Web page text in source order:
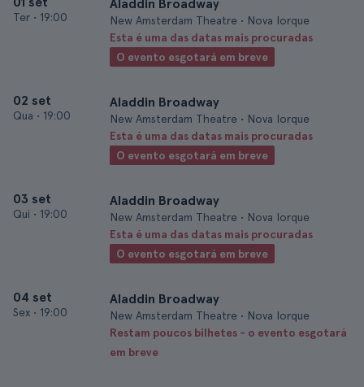
Ter • 19:00
Aladdin Broadway
New Amsterdam Theatre • Nova Iorque
Esta é uma das datas mais procuradas
O evento esgotará em breve
02 set
Qua • 19:00
Aladdin Broadway
New Amsterdam Theatre • Nova Iorque
Esta é uma das datas mais procuradas
O evento esgotará em breve
03 set
Qui • 19:00
Aladdin Broadway
New Amsterdam Theatre • Nova Iorque
Esta é uma das datas mais procuradas
O evento esgotará em breve
04 set
Sex • 19:00
Aladdin Broadway
New Amsterdam Theatre • Nova Iorque
Restam poucos bilhetes - o evento esgotará
em breve